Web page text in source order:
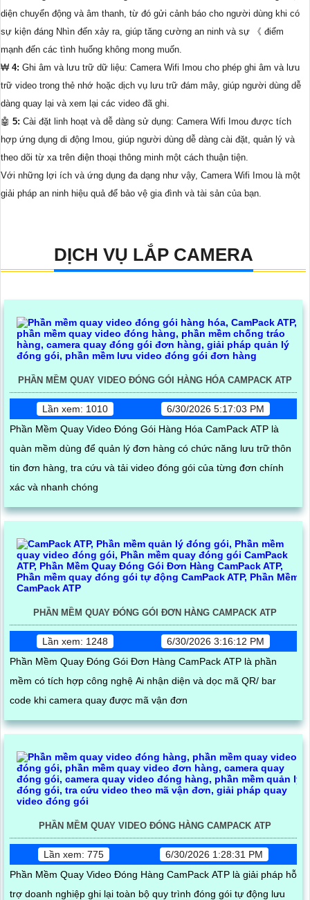
diện chuyển động và âm thanh, từ đó gửi cảnh báo cho người dùng khi có
sự kiện đáng Nhìn đến xảy ra, giúp tăng cường an ninh và sự 《 điểm
mạnh đến các tình huống không mong muốn.
₩ 4: Ghi âm và lưu trữ dữ liệu: Camera Wifi Imou cho phép ghi âm và lưu
trữ video trong thẻ nhớ hoặc dịch vụ lưu trữ đám mây, giúp người dùng dễ
dàng quay lại và xem lại các video đã ghi.
🤖️ 5: Cài đặt linh hoạt và dễ dàng sử dụng: Camera Wifi Imou được tích
hợp ứng dụng di động Imou, giúp người dùng dễ dàng cài đặt, quản lý và
theo dõi từ xa trên điện thoại thông minh một cách thuận tiện.
Với những lợi ích và ứng dụng đa dạng như vậy, Camera Wifi Imou là một
giải pháp an ninh hiệu quả để bảo vệ gia đình và tài sản của bạn.
DỊCH VỤ LẮP CAMERA
PHẦN MỀM QUAY VIDEO ĐÓNG GÓI HÀNG HÓA CAMPACK ATP
Lần xem: 1010
6/30/2026 5:17:03 PM
Phần Mềm Quay Video Đóng Gói Hàng Hóa CamPack ATP là
quàn mềm dùng để quản lý đơn hàng có chức năng lưu trữ thôn
tin đơn hàng, tra cứu và tải video đóng gói của từng đơn chính
xác và nhanh chóng
PHẦN MỀM QUAY ĐÓNG GÓI ĐƠN HÀNG CAMPACK ATP
Lần xem: 1248
6/30/2026 3:16:12 PM
Phần Mềm Quay Đóng Gói Đơn Hàng CamPack ATP là phần
mềm có tích hợp công nghệ Ai nhận diện và dọc mã QR/ bar
code khi camera quay được mã vận đơn
PHẦN MỀM QUAY VIDEO ĐÓNG HÀNG CAMPACK ATP
Lần xem: 775
6/30/2026 1:28:31 PM
Phần Mềm Quay Video Đóng Hàng CamPack ATP là giải pháp hỗ
trợ doanh nghiệp ghi lại toàn bộ quy trình đóng gói tự động lưu